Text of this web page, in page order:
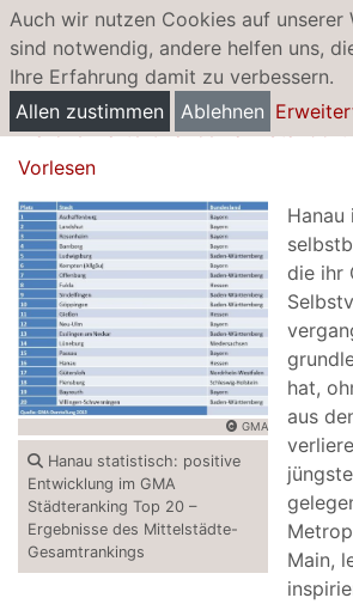
Auch wir nutzen Cookies auf unserer
sind notwendig, andere helfen uns,
Ihre Erfahrung damit zu verbessern.
Allen zustimmen
Ablehnen
Einzelhandelsentwicklung
Märchenhafte Chancen am Standort
Vorlesen
GMA
Hanau statistisch: positive
Entwicklung im GMA
Städteranking Top 20 –
Ergebnisse des Mittelstädte-
Gesamtrankings
Hanau
die ihr
hat,
aus
Main,